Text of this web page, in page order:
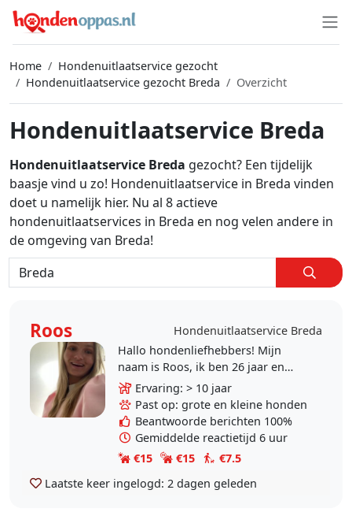
Home
Hondenuitlaatservice gezocht
Hondenuitlaatservice gezocht Breda
Overzicht
Hondenuitlaatservice Breda
Hondenuitlaatservice Breda gezocht? Een tijdelijk
baasje vind u zo! Hondenuitlaatservice in Breda vinden
doet u namelijk hier. Nu al 8 actieve
hondenuitlaatservices in Breda en nog velen andere in
de omgeving van Breda!
Roos
Hondenuitlaatservice Breda
Hallo hondenliefhebbers! Mijn
naam is Roos, ik ben 26 jaar en
woon in Breda. Ik ben een enorme
dierenvriend en trotse eigenaar van
een lieve Bulldog...
Ervaring: > 10 jaar
Past op: grote en kleine honden
Beantwoorde berichten 100%
Gemiddelde reactietijd 6 uur
€15
€15
€7.5
Laatste keer ingelogd: 2 dagen geleden